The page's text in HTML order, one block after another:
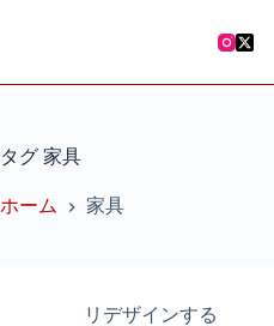
ン
ス
ッ
タグ 家具
ホーム 家具
リデザインする